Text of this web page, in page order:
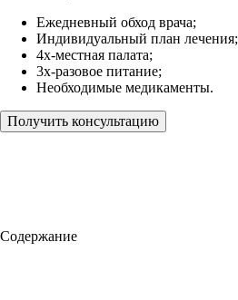
Ежедневный обход врача;
Индивидуальный план лечения;
4х-местная палата;
3х-разовое питание;
Необходимые медикаменты.
Получить консультацию
Содержание